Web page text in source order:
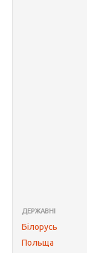
ДЕРЖАВНІ
Білорусь
Польща